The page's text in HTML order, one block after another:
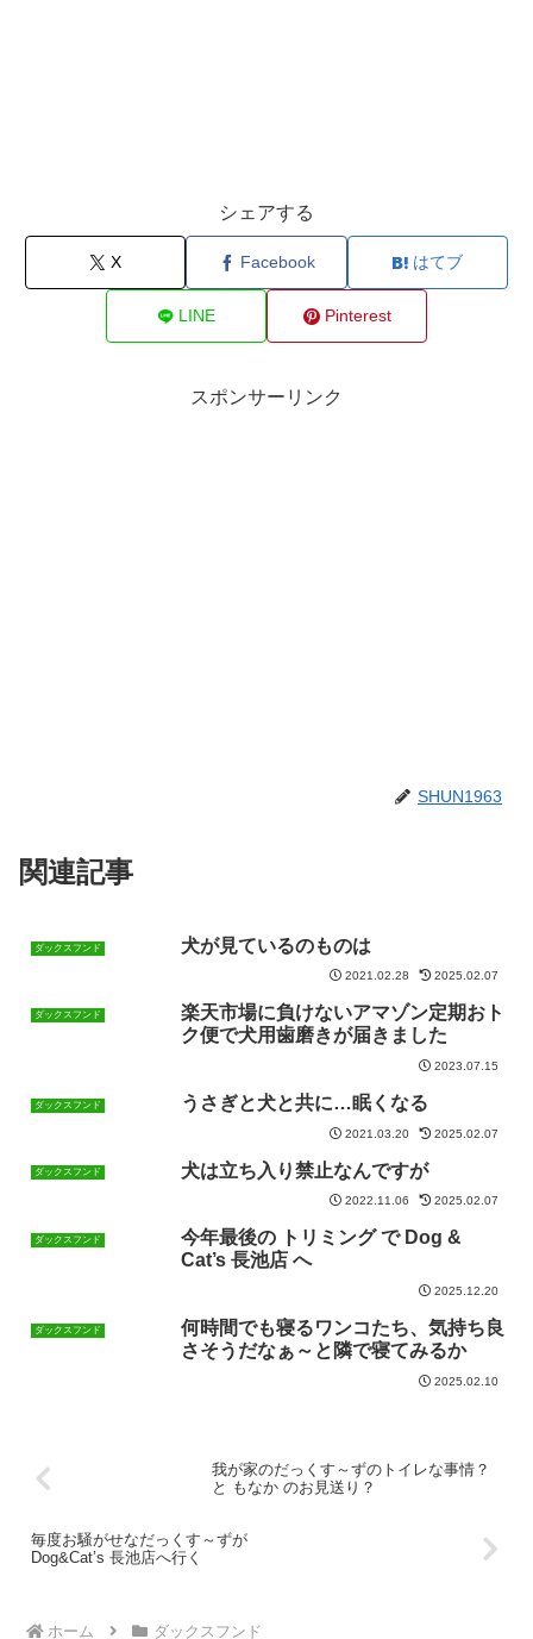
シェアする
X Facebook はてブ
LINE Pinterest
スポンサーリンク
SHUN1963
関連記事
ダックスフンド 犬が見ているのものは
2021.02.28 2025.02.07
ダックスフンド
楽天市場に負けないアマゾン定期おト
ク便で犬用歯磨きが届きました
2023.07.15
ダックスフンド うさぎと犬と共に…眠くなる
2021.03.20 2025.02.07
ダックスフンド 犬は立ち入り禁止なんですが
2022.11.06 2025.02.07
ダックスフンド
今年最後の トリミング で Dog &
Cat’s 長池店 へ
2025.12.20
ダックスフンド
何時間でも寝るワンコたち、気持ち良
さそうだなぁ～と隣で寝てみるか
2025.02.10
我が家のだっくす～ずのトイレな事情？
と もなか のお見送り？
毎度お騒がせなだっくす～ずが
Dog&Cat’s 長池店へ行く
ホーム ダックスフンド